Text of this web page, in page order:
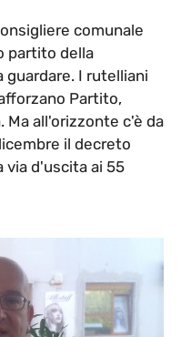
comunale
partito della
guardare. I rutelliani
Partito,
Ma all'orizzonte c'è da
il decreto
via d'uscita ai 55